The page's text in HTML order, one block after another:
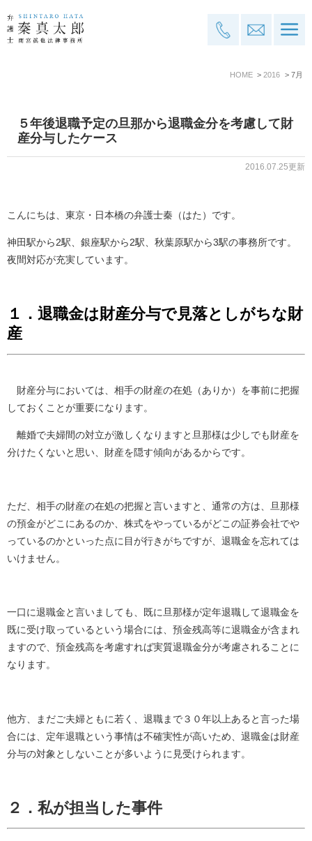
HOME 2016 7月
５年後退職予定の旦那から退職金分を考慮して財
産分与したケース
2016.07.25更新
こんにちは、東京・日本橋の弁護士秦（はた）です。
神田駅から2駅、銀座駅から2駅、秋葉原駅から3駅の事務所です。
夜間対応が充実しています。
１．退職金は財産分与で見落としがちな財
産
財産分与においては、相手の財産の在処（ありか）を事前に把握
しておくことが重要になります。
離婚で夫婦間の対立が激しくなりますと旦那様は少しでも財産を
分けたくないと思い、財産を隠す傾向があるからです。
ただ、相手の財産の在処の把握と言いますと、通常の方は、旦那様
の預金がどこにあるのか、株式をやっているがどこの証券会社でや
っているのかといった点に目が行きがちですが、退職金を忘れては
いけません。
一口に退職金と言いましても、既に旦那様が定年退職して退職金を
既に受け取っているという場合には、預金残高等に退職金が含まれ
ますので、預金残高を考慮すれば実質退職金分が考慮されることに
なります。
他方、まだご夫婦ともに若く、退職まで３０年以上あると言った場
合には、定年退職という事情は不確実性が高いため、退職金は財産
分与の対象としないことが多いように見受けられます。
２．私が担当した事件